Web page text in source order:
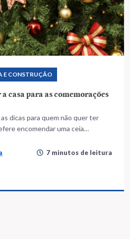
E CONSTRUÇÃO
casa para as comemorações
dicas para quem não quer ter
encomendar uma ceia
7 minutos de leitura